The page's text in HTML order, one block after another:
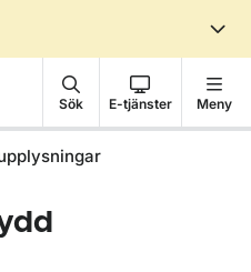
Sök E-tjänster Meny